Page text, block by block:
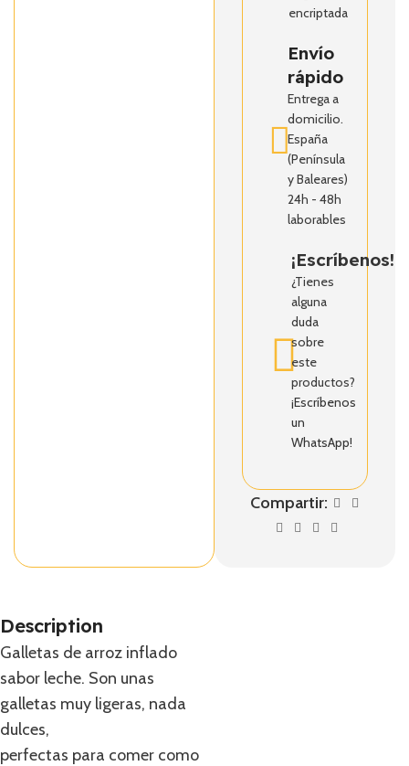
encriptada
Envío
rápido
Entrega a
domicilio.
España
(Península
y Baleares)
24h - 48h
laborables
¡Escríbenos!
¿Tienes
alguna
duda
sobre
este
productos?
¡Escríbenos
un
WhatsApp!
Compartir:
Description
Galletas de arroz inflado
sabor leche. Son unas
galletas muy ligeras, nada
dulces,
perfectas para comer como